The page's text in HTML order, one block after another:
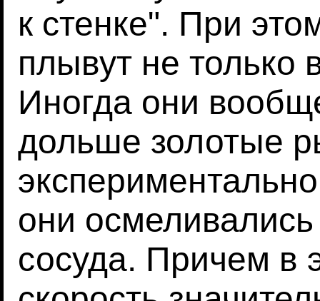
к стенке". При
плывут не только
Иногда они
дольше золотые
они
сосуда. Причем в